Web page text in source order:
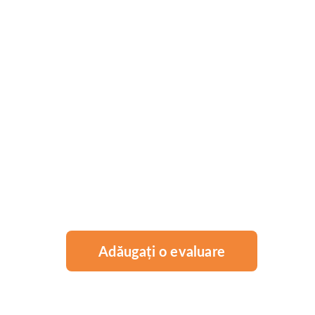
Adăugați o evaluare